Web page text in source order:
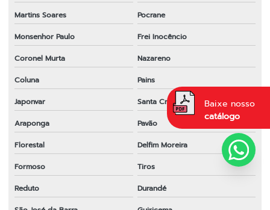
Martins Soares
Pocrane
Monsenhor Paulo
Frei Inocêncio
Coronel Murta
Nazareno
Coluna
Pains
Japonvar
Santa Cruz de Minas
Araponga
Pavão
Florestal
Delfim Moreira
Formoso
Tiros
Reduto
Durandé
Baixe nosso
catálogo